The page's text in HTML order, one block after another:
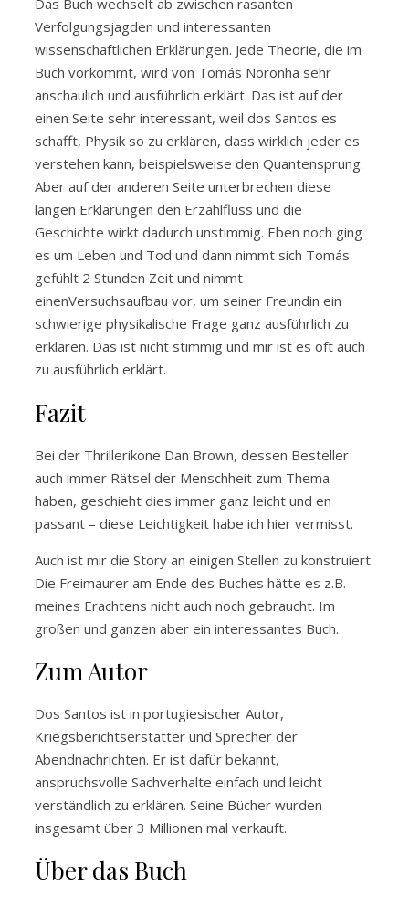
Das Buch wechselt ab zwischen rasanten
Verfolgungsjagden und interessanten
wissenschaftlichen Erklärungen. Jede Theorie, die im
Buch vorkommt, wird von Tomás Noronha sehr
anschaulich und ausführlich erklärt. Das ist auf der
einen Seite sehr interessant, weil dos Santos es
schafft, Physik so zu erklären, dass wirklich jeder es
verstehen kann, beispielsweise den Quantensprung.
Aber auf der anderen Seite unterbrechen diese
langen Erklärungen den Erzählfluss und die
Geschichte wirkt dadurch unstimmig. Eben noch ging
es um Leben und Tod und dann nimmt sich Tomás
gefühlt 2 Stunden Zeit und nimmt
einenVersuchsaufbau vor, um seiner Freundin ein
schwierige physikalische Frage ganz ausführlich zu
erklären. Das ist nicht stimmig und mir ist es oft auch
zu ausführlich erklärt.
Fazit
Bei der Thrillerikone Dan Brown, dessen Besteller
auch immer Rätsel der Menschheit zum Thema
haben, geschieht dies immer ganz leicht und en
passant – diese Leichtigkeit habe ich hier vermisst.
Auch ist mir die Story an einigen Stellen zu konstruiert.
Die Freimaurer am Ende des Buches hätte es z.B.
meines Erachtens nicht auch noch gebraucht. Im
großen und ganzen aber ein interessantes Buch.
Zum Autor
Dos Santos ist in portugiesischer Autor,
Kriegsberichtserstatter und Sprecher der
Abendnachrichten. Er ist dafür bekannt,
anspruchsvolle Sachverhalte einfach und leicht
verständlich zu erklären. Seine Bücher wurden
insgesamt über 3 Millionen mal verkauft.
Über das Buch